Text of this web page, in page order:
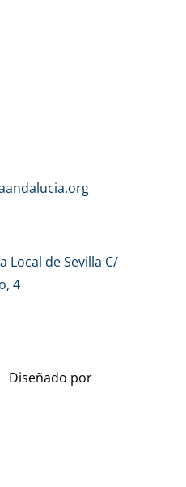
Local de Sevilla C/
4
Diseñado por